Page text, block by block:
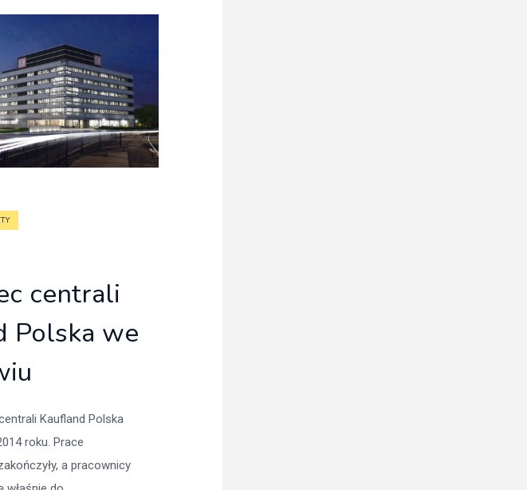
centrali
Polska we
Kaufland Polska
roku. Prace
a pracownicy